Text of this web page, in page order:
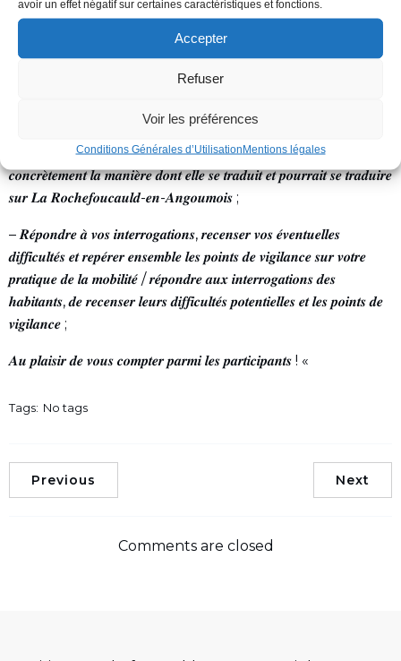
avoir un effet négatif sur certaines caractéristiques et fonctions.
Accepter
Refuser
Voir les préférences
Conditions Générales d’UtilisationMentions légales
𝑼𝒏𝒆 𝒅𝒆́𝒂𝒎𝒃𝒖𝒍𝒂𝒕𝒊𝒐𝒏 𝒑𝒐𝒖𝒓 :
– 𝒄𝒐𝒎𝒑𝒓𝒆𝒏𝒅𝒓𝒆 𝒍𝒆 𝒇𝒐𝒏𝒄𝒕𝒊𝒐𝒏𝒏𝒆𝒎𝒆𝒏𝒕 𝒅’𝒖𝒏𝒆 𝒛𝒐𝒏𝒆 𝒅𝒆 𝒓𝒆𝒏𝒄𝒐𝒏𝒕𝒓𝒆,
𝒍𝒆 𝒕𝒆𝒓𝒓𝒂𝒊𝒏 / 𝒆𝒙𝒑𝒍𝒊𝒒𝒖𝒆𝒓 𝒄𝒐𝒎𝒎𝒆𝒏𝒕 𝒇𝒐𝒏𝒄𝒕𝒊𝒐𝒏𝒏𝒆 𝒖𝒏𝒆 𝒛𝒐𝒏𝒆 𝒅𝒆 𝒓𝒆𝒏𝒄𝒐𝒏𝒕𝒓𝒆
𝒆𝒕 𝒅𝒆 𝒔𝒆𝒏𝒔𝒊𝒃𝒊𝒍𝒊𝒔𝒆𝒓 𝒍𝒆𝒔 𝒉𝒂𝒃𝒊𝒕𝒂𝒏𝒕𝒔 𝒂̀ 𝒔𝒐𝒏 𝒇𝒐𝒏𝒄𝒕𝒊𝒐𝒏𝒏𝒆𝒎𝒆𝒏𝒕 ; – 𝒎𝒐𝒏𝒕𝒓𝒆𝒓
𝒄𝒐𝒏𝒄𝒓𝒆̀𝒕𝒆𝒎𝒆𝒏𝒕 𝒍𝒂 𝒎𝒂𝒏𝒊𝒆̀𝒓𝒆 𝒅𝒐𝒏𝒕 𝒆𝒍𝒍𝒆 𝒔𝒆 𝒕𝒓𝒂𝒅𝒖𝒊𝒕 𝒆𝒕 𝒑𝒐𝒖𝒓𝒓𝒂𝒊𝒕 𝒔𝒆 𝒕𝒓𝒂𝒅𝒖𝒊𝒓𝒆
𝒔𝒖𝒓 𝑳𝒂 𝑹𝒐𝒄𝒉𝒆𝒇𝒐𝒖𝒄𝒂𝒖𝒍𝒅-𝒆𝒏-𝑨𝒏𝒈𝒐𝒖𝒎𝒐𝒊𝒔 ;
– 𝑹𝒆́𝒑𝒐𝒏𝒅𝒓𝒆 𝒂̀ 𝒗𝒐𝒔 𝒊𝒏𝒕𝒆𝒓𝒓𝒐𝒈𝒂𝒕𝒊𝒐𝒏𝒔, 𝒓𝒆𝒄𝒆𝒏𝒔𝒆𝒓 𝒗𝒐𝒔 𝒆́𝒗𝒆𝒏𝒕𝒖𝒆𝒍𝒍𝒆𝒔
𝒅𝒊𝒇𝒇𝒊𝒄𝒖𝒍𝒕𝒆́𝒔 𝒆𝒕 𝒓𝒆𝒑𝒆́𝒓𝒆𝒓 𝒆𝒏𝒔𝒆𝒎𝒃𝒍𝒆 𝒍𝒆𝒔 𝒑𝒐𝒊𝒏𝒕𝒔 𝒅𝒆 𝒗𝒊𝒈𝒊𝒍𝒂𝒏𝒄𝒆 𝒔𝒖𝒓 𝒗𝒐𝒕𝒓𝒆
𝒑𝒓𝒂𝒕𝒊𝒒𝒖𝒆 𝒅𝒆 𝒍𝒂 𝒎𝒐𝒃𝒊𝒍𝒊𝒕𝒆́ / 𝒓𝒆́𝒑𝒐𝒏𝒅𝒓𝒆 𝒂𝒖𝒙 𝒊𝒏𝒕𝒆𝒓𝒓𝒐𝒈𝒂𝒕𝒊𝒐𝒏𝒔 𝒅𝒆𝒔
𝒉𝒂𝒃𝒊𝒕𝒂𝒏𝒕𝒔, 𝒅𝒆 𝒓𝒆𝒄𝒆𝒏𝒔𝒆𝒓 𝒍𝒆𝒖𝒓𝒔 𝒅𝒊𝒇𝒇𝒊𝒄𝒖𝒍𝒕𝒆́𝒔 𝒑𝒐𝒕𝒆𝒏𝒕𝒊𝒆𝒍𝒍𝒆𝒔 𝒆𝒕 𝒍𝒆𝒔 𝒑𝒐𝒊𝒏𝒕𝒔 𝒅𝒆
𝒗𝒊𝒈𝒊𝒍𝒂𝒏𝒄𝒆 ;
𝑨𝒖 𝒑𝒍𝒂𝒊𝒔𝒊𝒓 𝒅𝒆 𝒗𝒐𝒖𝒔 𝒄𝒐𝒎𝒑𝒕𝒆𝒓 𝒑𝒂𝒓𝒎𝒊 𝒍𝒆𝒔 𝒑𝒂𝒓𝒕𝒊𝒄𝒊𝒑𝒂𝒏𝒕𝒔 ! «
Tags: No tags
Previous Next
Comments are closed